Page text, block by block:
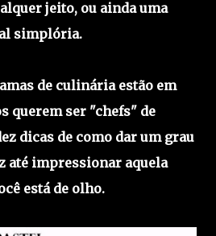
jeito, ou ainda uma
simplória.
de culinária estão em
querem ser "chefs" de
dicas de como dar um grau
até impressionar aquela
está de olho.